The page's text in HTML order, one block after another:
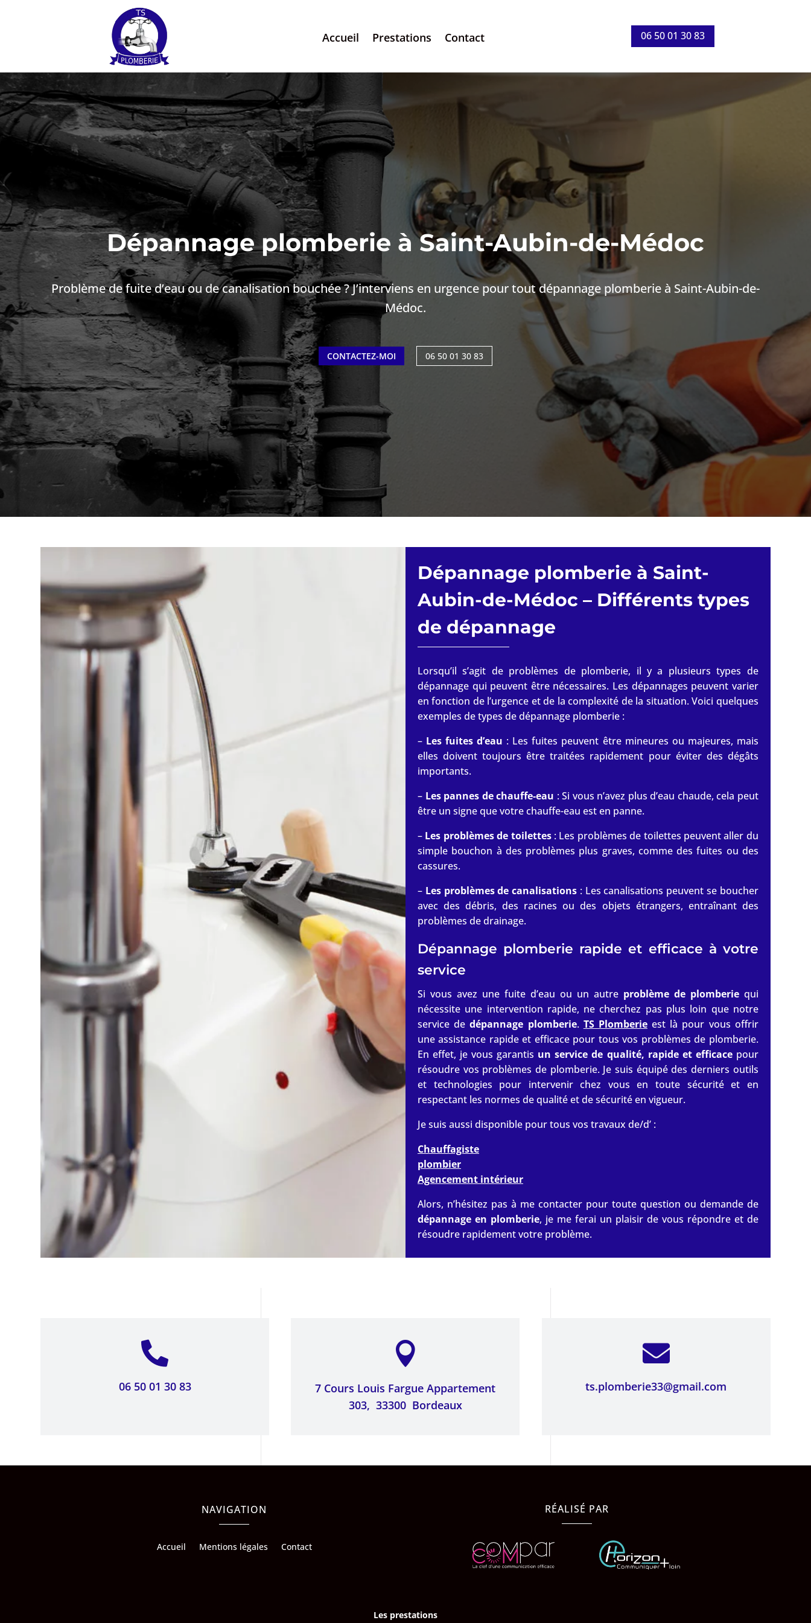
Accueil Prestations Contact 06 50 01 30 83
Dépannage plomberie à Saint-Aubin-de-Médoc
Problème de fuite d’eau ou de canalisation bouchée ? J’interviens en urgence pour tout dépannage plomberie à Saint-Aubin-de-
Médoc.
CONTACTEZ-MOI 06 50 01 30 83
Dépannage plomberie à Saint-
Aubin-de-Médoc – Différents types
de dépannage
Lorsqu’il s’agit de problèmes de plomberie, il y a plusieurs types de
dépannage qui peuvent être nécessaires. Les dépannages peuvent varier
en fonction de l’urgence et de la complexité de la situation. Voici quelques
exemples de types de dépannage plomberie :
– Les fuites d’eau : Les fuites peuvent être mineures ou majeures, mais
elles doivent toujours être traitées rapidement pour éviter des dégâts
importants.
– Les pannes de chauffe-eau : Si vous n’avez plus d’eau chaude, cela peut
être un signe que votre chauffe-eau est en panne.
– Les problèmes de toilettes: Les problèmes de toilettes peuvent aller du
simple bouchon à des problèmes plus graves, comme des fuites ou des
cassures.
– Les problèmes de canalisations : Les canalisations peuvent se boucher
avec des débris, des racines ou des objets étrangers, entraînant des
problèmes de drainage.
Dépannage plomberie rapide et efficace à votre
service
Si vous avez une fuite d’eau ou un autre problème de plomberiequi
nécessite une intervention rapide, ne cherchez pas plus loin que notre
service dedépannage plomberie. TS Plomberieest là pour vous offrir
une assistance rapide et efficace pour tous vos problèmes de plomberie.
En effet, je vous garantis un service de qualité, rapide et efficacepour
résoudre vos problèmes de plomberie. Je suis équipé des derniers outils
et technologies pour intervenir chez vous en toute sécurité et en
respectant les normes de qualité et de sécurité en vigueur.
Je suis aussi disponible pour tous vos travaux de/d’ :
Chauffagiste
plombier
Agencement intérieur
Alors, n’hésitez pas à me contacter pour toute question ou demande de
dépannage en plomberie, je me ferai un plaisir de vous répondre et de
résoudre rapidement votre problème.

06 50 01 30 83

7 Cours Louis Fargue Appartement
303, 33300 Bordeaux

ts.plomberie33@gmail.com
NAVIGATION
Accueil Mentions légales Contact
RÉALISÉ PAR
Les prestations